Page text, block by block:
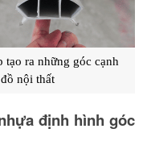
tạo ra những góc cạnh
nội thất
định hình góc